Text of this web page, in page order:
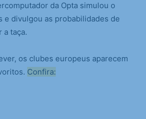
da Opta simulou o
e divulgou as probabilidades de
a taça.
os clubes europeus aparecem
Confira: